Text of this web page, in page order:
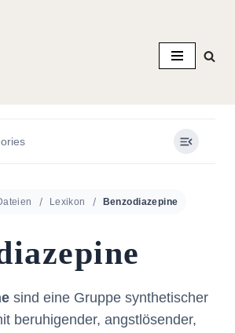
Lexikon Benzodiazepine
sind eine Gruppe synthetischer
beruhigender, angstlösender,